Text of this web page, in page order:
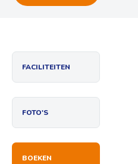
FACILITEITEN
FOTO'S
BOEKEN